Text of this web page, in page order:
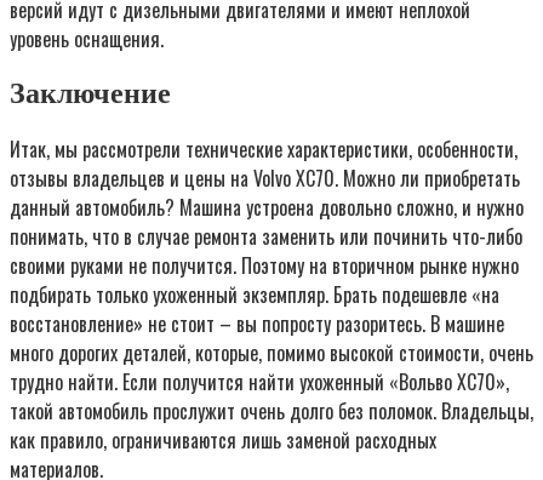
версий идут с дизельными двигателями и имеют неплохой
уровень оснащения.
Заключение
Итак, мы рассмотрели технические характеристики, особенности,
отзывы владельцев и цены на Volvo XC70. Можно ли приобретать
данный автомобиль? Машина устроена довольно сложно, и нужно
понимать, что в случае ремонта заменить или починить что-либо
своими руками не получится. Поэтому на вторичном рынке нужно
подбирать только ухоженный экземпляр. Брать подешевле «на
восстановление» не стоит – вы попросту разоритесь. В машине
много дорогих деталей, которые, помимо высокой стоимости, очень
трудно найти. Если получится найти ухоженный «Вольво ХС70»,
такой автомобиль прослужит очень долго без поломок. Владельцы,
как правило, ограничиваются лишь заменой расходных
материалов.